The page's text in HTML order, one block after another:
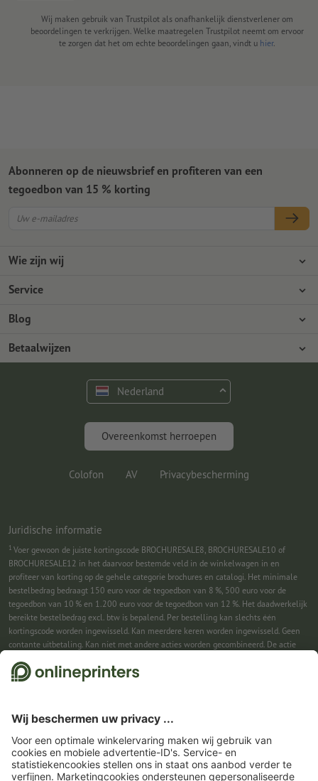
Wij maken gebruik van Trustpilot als onafhankelijk dienstverlener om
beoordelingen te verkrijgen. Welke maatregelen Trustpilot neemt om ervoor
te zorgen dat het om echte beoordelingen gaan, vindt u hier.
Wie zijn wij
Ondernemingen
Milieubescherming
Service
Betaalwijzen
Verzending
Premium programma
Blog
Photoshop-tutorials
Gratis lettertypes en fonts
Marketing en insights
Betaalwijzen
Abonneren op de nieuwsbrief en profiteren van een
tegoedbon van 15 % korting
Nederland
Overeenkomst herroepen
Colofon AV Privacybescherming
Juridische informatie
1 Voer gewoon de juiste kortingscode BROCHURESALE8, BROCHURESALE10 of
BROCHURESALE12 in het daarvoor bestemde veld in de winkelwagen in en
profiteer van korting op de gehele categorie brochures en catalogi. Het minimale
bestelbedrag bedraagt 150 euro voor de tegoedbon van 8 %, 500 euro voor de
tegoedbon van 10 % en 1.200 euro voor de tegoedbon van 12 %. Het daadwerkelijk
bereikte bestelbedrag excl. btw is bepalend. Per bestelling kan slechts één
kortingscode worden ingewisseld. Kan meerdere keren worden ingewisseld. Geen
contante uitbetaling. Kan niet met andere acties worden gecombineerd. De actie
2Je ontvangst eerst een e-mail waarin je de aanmelding voor de nieuwsbrief
ingewisseld. Geen minimumbestelwaarde. Maximale hoogte van de korting: € 150
van de bestelwaarde (netto). Geen contante uitbetaling. Kan niet worden
gecombineerd met andere acties of kortingscodes.De tegoedbon is na ontvangst
zes weken geldig.